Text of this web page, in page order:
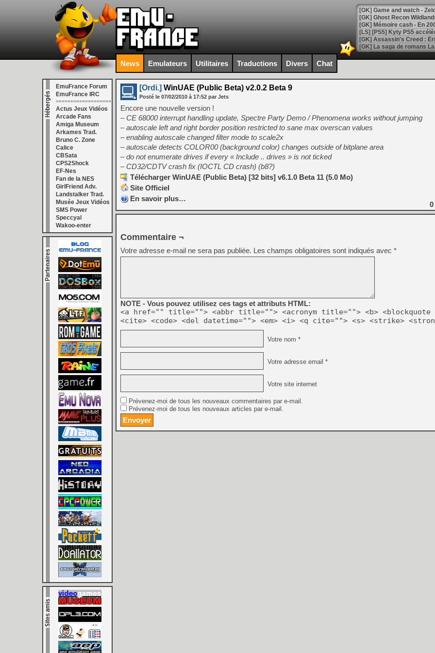
[Mo5] DOOM arrive en
[GK] Bethesda fête les 30
[GK] Roblox : l'action en
[GK] Agenda - GeForce
[LS] [PS5] ps5-y2jb-
[GK] Pourquoi Marvel
[GK] Test : Restory : Chill
[GK] GTA 6 : Rockstar
[GK] Hot Wheels Infinite
[GK] Mémoire cash -
[GK] Résultats Nintendo :
[GK] Déjà des
[Mo5] Brickboy cherche à
[GK] Minecraft et ses «
[GK] Beast of
[GK] Ubisoft : fin de partie
[GK] Mémoire cash -
[GK] Dan Houser (GTA)
[GK] Comment EA Sports
[GK] Crimson Moon : un
[GK] Isle of Reveries : le
[GK] Moonlighter 2 : The
[GK] Capcom relance
[Mo5] Deux inédits du
[GK] Le beat'em up The
[GK] Endless Legend 2 :
[LS] [PS5] Premiers
News Emulateurs Utilitaires Traductions Divers Chat
EmuFrance Forum
EmuFrance IRC
===================
Actus Jeux Vidéos
Arcade Fans
Amiga Museum
Arkames Trad.
Bruno C. Zone
Calice
CBSata
CPS2Shock
EF-Nes
Fan de la NES
GirlFriend Adv.
Landstalker Trad.
Musée Jeux Vidéos
SMS Power
Speccyal
Wakoo-enter
[Ordi.] WinUAE (Public Beta) v2.0.2 Beta 9
Posté le 07/02/2010 à 17:52 par Jets
Encore une nouvelle version !
– CE 68000 interrupt handling update, Spectre Party Demo / Phenomena works without jumping
– autoscale left and right border position restricted to sane max overscan values
– enabling autoscale changed filter mode to scale2x
– autoscale detects COLOR00 (background color) changes outside of bitplane area
– do not enumerate drives if every « Include .. drives » is not ticked
– CD32/CDTV crash fix (IOCTL CD crash) (b8?)
Télécharger WinUAE (Public Beta) [32 bits] v6.1.0 Beta 11 (5.0 Mo)
Site Officiel
En savoir plus…
0
Commentaire ¬
Votre adresse e-mail ne sera pas publiée. Les champs obligatoires sont indiqués avec *
NOTE - Vous pouvez utilisez ces tags et attributs HTML:
<a href="" title=""> <abbr title=""> <acronym title=""> <b> <blockquote
<cite> <code> <del datetime=""> <em> <i> <q cite=""> <s> <strike>
Votre nom *
Votre adresse email *
Votre site internet
Prévenez-moi de tous les nouveaux commentaires par e-mail.
Prévenez-moi de tous les nouveaux articles par e-mail.